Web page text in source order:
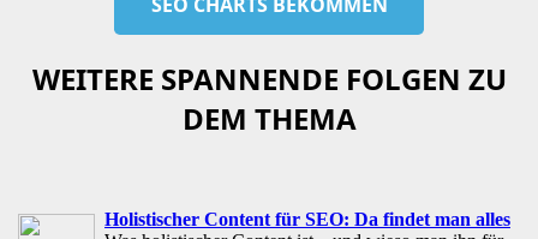
WEITERE SPANNENDE FOLGEN ZU
DEM THEMA
Holistischer Content für SEO: Da findet man alles